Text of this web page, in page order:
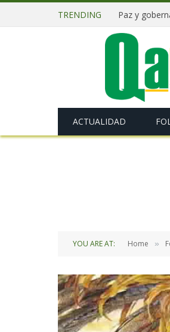
TRENDING
ACTUALIDAD
YOU ARE AT: Home »